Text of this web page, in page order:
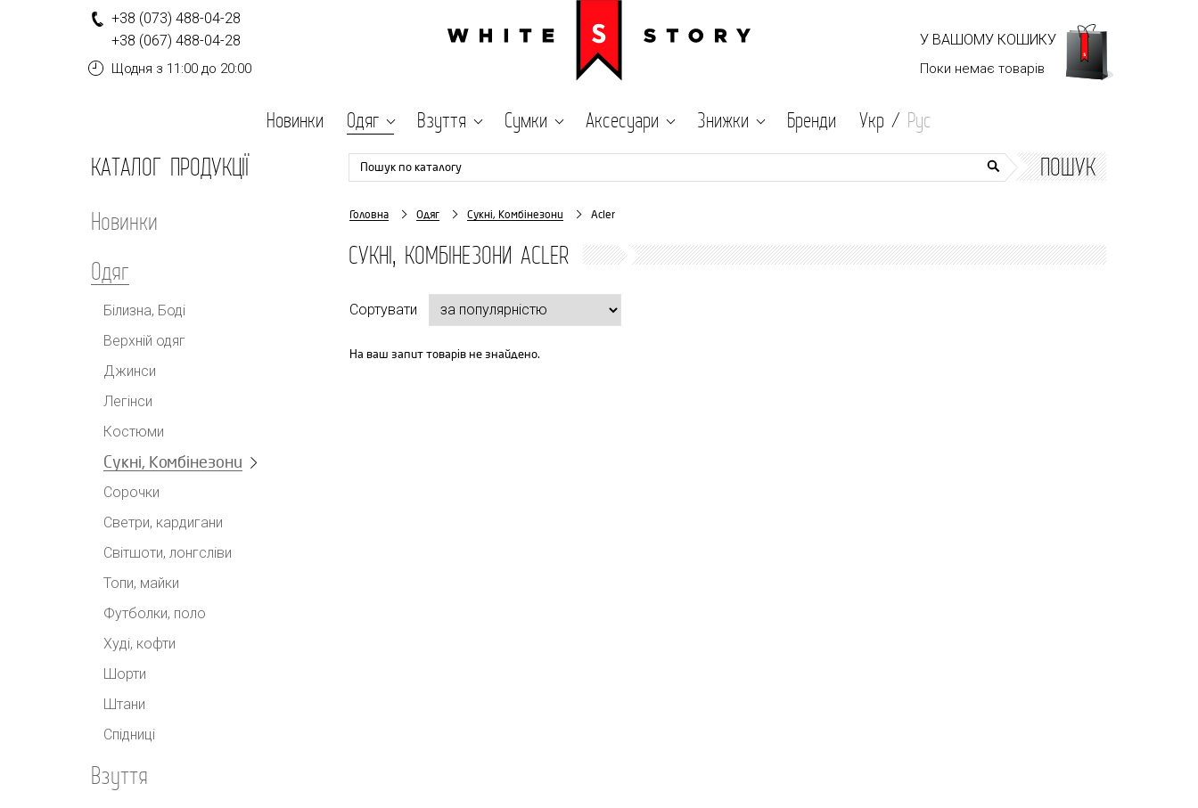
+38 (073) 488-04-28
+38 (067) 488-04-28
Щодня з 11:00 до 20:00
У ВАШОМУ КОШИКУ
Поки немає товарів
Новинки Одяг Взуття Сумки Аксесуари Знижки Бренди Укр / Рус
КАТАЛОГ ПРОДУКЦІЇ
Новинки
Одяг
Білизна, Боді
Верхній одяг
Джинси
Легінси
Костюми
Сукні, Комбінезони
Сорочки
Светри, кардигани
Світшоти, лонгсліви
Топи, майки
Футболки, поло
Худі, кофти
Шорти
Штани
Спідниці
Взуття
Пошук по каталогу ПОШУК
Головна Одяг Сукні, Комбінезони Acler
СУКНІ, КОМБІНЕЗОНИ ACLER
Сортувати
На ваш запит товарів не знайдено.